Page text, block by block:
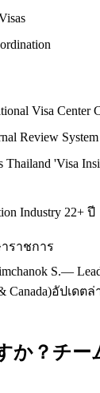
Visa Center
Review
'Visa
Industry 22+ ปี
าราชการ
S.—
Canada)อัปเดตล่
か？チー